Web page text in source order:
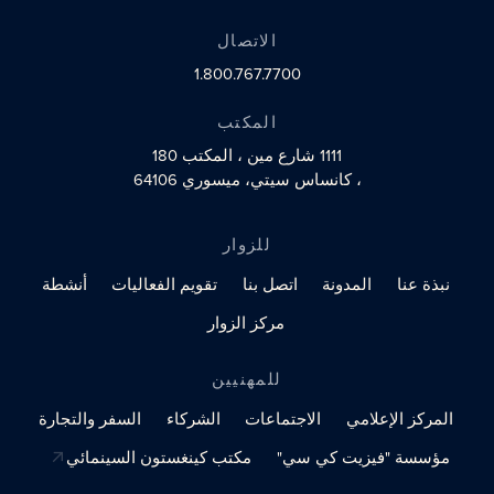
الاتصال
1.800.767.7700
المكتب
1111 شارع مين
، المكتب 180
، كانساس سيتي، ميسوري 64106
للزوار
نبذة عنا
المدونة اتصل بنا تقويم الفعاليات
أنشطة
مركز الزوار
للمهنيين
المركز الإعلامي
الاجتماعات الشركاء
السفر والتجارة
مؤسسة "فيزيت كي سي"
مكتب كينغستون السينمائي